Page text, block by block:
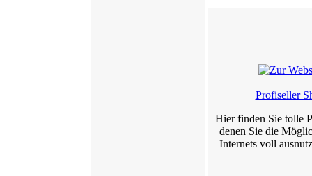
Profiseller
Hier finden Sie tolle
denen Sie die
Internets voll